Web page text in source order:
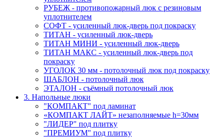
РУБЕЖ - противопожарный люк с резиновым
уплотнителем
СОФТ - усиленный люк-дверь под покраску
ТИТАН - усиленный люк-дверь
ТИТАН МИНИ - усиленный люк-дверь
ТИТАН МАКС - усиленный люк-дверь под
покраску
УГОЛОК 30 мм - потолочный люк под покраску
ШАБЛОН - потолочный люк
ЭТАЛОН - съёмный потолочный люк
3. Напольные люки
"КОМПАКТ" под ламинат
«КОМПАКТ ЛАЙТ» незаполняемые h=30мм
"ЛИДЕР" под плитку
"ПРЕМИУМ" под плитку